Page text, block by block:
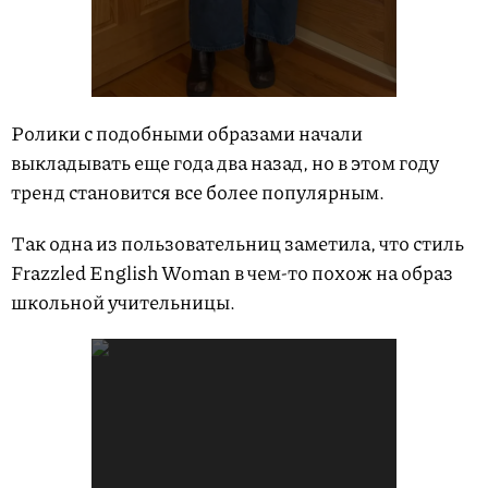
Ролики с подобными образами начали
выкладывать еще года два назад, но в этом году
тренд становится все более популярным.
Так одна из пользовательниц заметила, что стиль
Frazzled English Woman в чем-то похож на образ
школьной учительницы.